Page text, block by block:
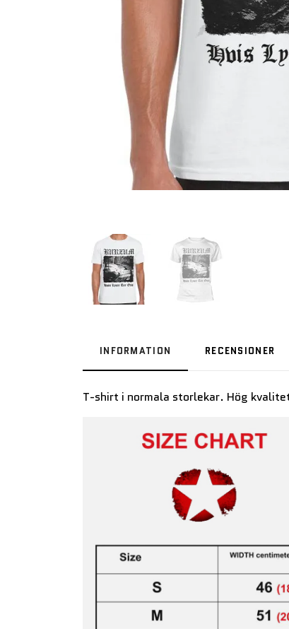
INFORMATION RECENSIONER
T-shirt i normala storlekar. Hög